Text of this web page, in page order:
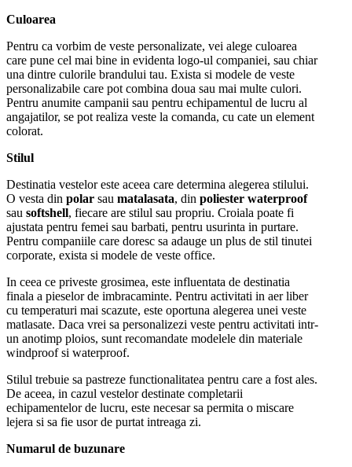
Culoarea
Pentru ca vorbim de veste personalizate, vei alege culoarea
care pune cel mai bine in evidenta logo-ul companiei, sau chiar
una dintre culorile brandului tau. Exista si modele de veste
personalizabile care pot combina doua sau mai multe culori.
Pentru anumite campanii sau pentru echipamentul de lucru al
angajatilor, se pot realiza veste la comanda, cu cate un element
colorat.
Stilul
Destinatia vestelor este aceea care determina alegerea stilului.
O vesta din polar sau matalasata, din poliester waterproof
sau softshell, fiecare are stilul sau propriu. Croiala poate fi
ajustata pentru femei sau barbati, pentru usurinta in purtare.
Pentru companiile care doresc sa adauge un plus de stil tinutei
corporate, exista si modele de veste office.
In ceea ce priveste grosimea, este influentata de destinatia
finala a pieselor de imbracaminte. Pentru activitati in aer liber
cu temperaturi mai scazute, este oportuna alegerea unei veste
matlasate. Daca vrei sa personalizezi veste pentru activitati intr-
un anotimp ploios, sunt recomandate modelele din materiale
windproof si waterproof.
Stilul trebuie sa pastreze functionalitatea pentru care a fost ales.
De aceea, in cazul vestelor destinate completarii
echipamentelor de lucru, este necesar sa permita o miscare
lejera si sa fie usor de purtat intreaga zi.
Numarul de buzunare